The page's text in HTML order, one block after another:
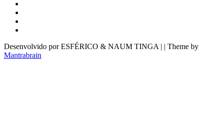
Desenvolvido por ESFÉRICO & NAUM TINGA | | Theme by
Mantrabrain